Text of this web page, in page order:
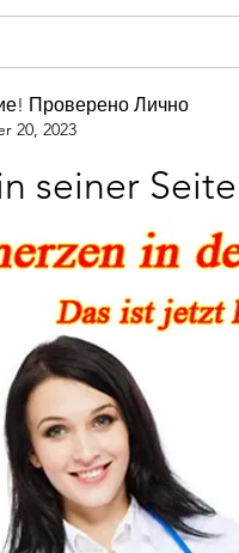
Проверено Лично
20, 2023
seiner